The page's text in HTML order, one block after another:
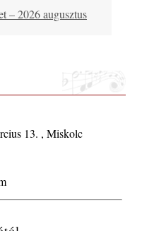
– 2026 augusztus
fesztivál,
6-9.: 4 nap, 4
40 óra zene és
rész: Juhász
13. , Miskolc